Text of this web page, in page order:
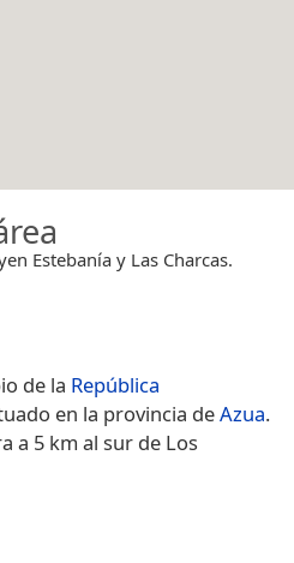
Estebanía y Las Charcas.
de la República
en la provincia deAzua.​
a 5 km al sur de Los